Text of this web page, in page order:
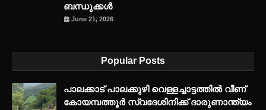
ബന്ധുക്കൾ
June 21, 2026
Popular Posts
പാലക്കാട് പാലക്കുഴി വെള്ളച്ചാട്ടത്തില്‍ വീണ്
കോയമ്പത്തൂര്‍ സ്വദേശിനിക്ക് ദാരുണാന്ത്യം